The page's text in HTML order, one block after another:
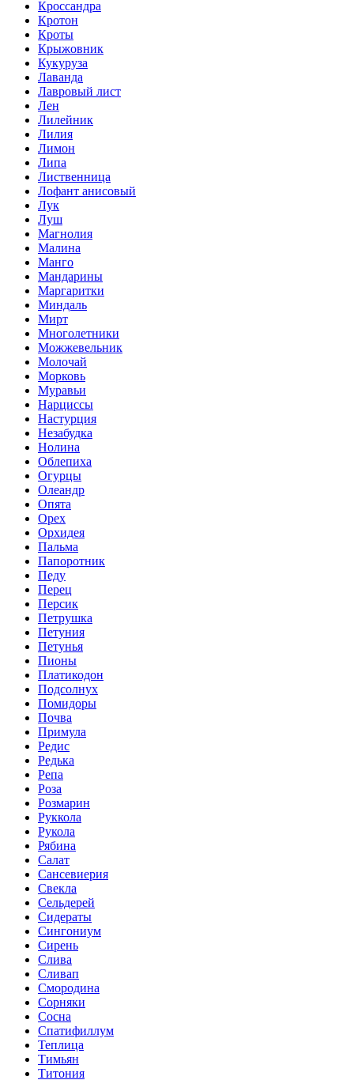
Кроссандра
Кротон
Кроты
Крыжовник
Кукуруза
Лаванда
Лавровый лист
Лен
Лилейник
Лилия
Лимон
Липа
Лиственница
Лофант анисовый
Лук
Луш
Магнолия
Малина
Манго
Мандарины
Маргаритки
Миндаль
Мирт
Многолетники
Можжевельник
Молочай
Морковь
Муравьи
Нарциссы
Настурция
Незабудка
Нолина
Облепиха
Огурцы
Олеандр
Опята
Орех
Орхидея
Пальма
Папоротник
Педу
Перец
Персик
Петрушка
Петуния
Петунья
Пионы
Платикодон
Подсолнух
Помидоры
Почва
Примула
Редис
Редька
Репа
Роза
Розмарин
Руккола
Рукола
Рябина
Салат
Сансевиерия
Свекла
Сельдерей
Сидераты
Сингониум
Сирень
Слива
Сливап
Смородина
Сорняки
Сосна
Спатифиллум
Теплица
Тимьян
Титония